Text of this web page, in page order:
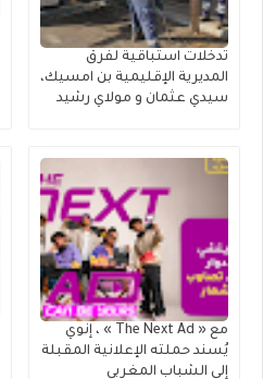
تدخلات استباقية لفرق
المديرية الإقليمية بن امسيك،
سيدي عثمان و مولاي رشيد
مع « The Next Ad » ، إنوي
يُسند حملته الإعلانية المقبلة
إلى الشباب المغربي